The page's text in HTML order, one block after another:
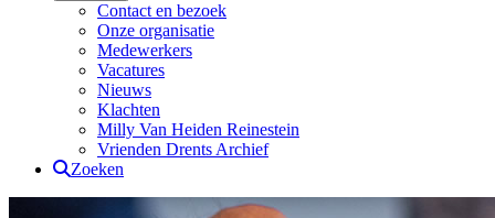
Contact en bezoek
Onze organisatie
Medewerkers
Vacatures
Nieuws
Klachten
Milly Van Heiden Reinestein
Vrienden Drents Archief
Zoeken